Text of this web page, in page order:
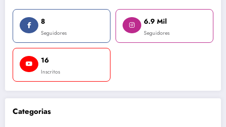
8
Seguidores
6.9 Mil
Seguidores
16
Inscritos
Categorias